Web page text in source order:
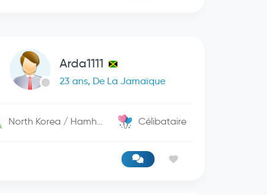
Arda1111
23 ans, De La Jamaïque
North Korea / Hamhung Célibataire